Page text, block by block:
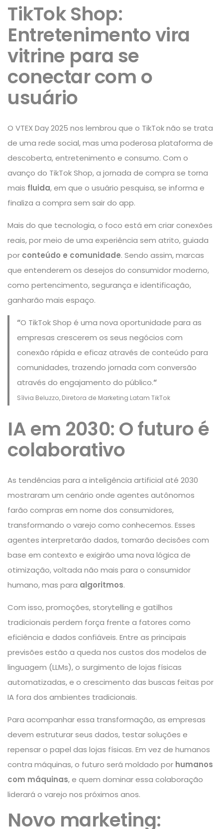
TikTok Shop:
Entretenimento vira
vitrine para se
conectar com o
usuário
O VTEX Day 2025 nos lembrou que o TikTok não se trata
de uma rede social, mas uma poderosa plataforma de
descoberta, entretenimento e consumo. Com o
avanço do TikTok Shop, a jornada de compra se torna
mais fluida, em que o usuário pesquisa, se informa e
finaliza a compra sem sair do app.
Mais do que tecnologia, o foco está em criar conexões
reais, por meio de uma experiência sem atrito, guiada
por conteúdo e comunidade. Sendo assim, marcas
que entenderem os desejos do consumidor moderno,
como pertencimento, segurança e identificação,
ganharão mais espaço.
“O TikTok Shop é uma nova oportunidade para as
empresas crescerem os seus negócios com
conexão rápida e eficaz através de conteúdo para
comunidades, trazendo jornada com conversão
através do engajamento do público.“
Sílvia Beluzzo, Diretora de Marketing Latam TikTok
IA em 2030: O futuro é
colaborativo
As tendências para a inteligência artificial até 2030
mostraram um cenário onde agentes autônomos
farão compras em nome dos consumidores,
transformando o varejo como conhecemos. Esses
agentes interpretarão dados, tomarão decisões com
base em contexto e exigirão uma nova lógica de
otimização, voltada não mais para o consumidor
humano, mas para algoritmos.
Com isso, promoções, storytelling e gatilhos
tradicionais perdem força frente a fatores como
eficiência e dados confiáveis. Entre as principais
previsões estão a queda nos custos dos modelos de
linguagem (LLMs), o surgimento de lojas físicas
automatizadas, e o crescimento das buscas feitas por
IA fora dos ambientes tradicionais.
Para acompanhar essa transformação, as empresas
devem estruturar seus dados, testar soluções e
repensar o papel das lojas físicas. Em vez de humanos
contra máquinas, o futuro será moldado por humanos
com máquinas, e quem dominar essa colaboração
liderará o varejo nos próximos anos.
Novo marketing: